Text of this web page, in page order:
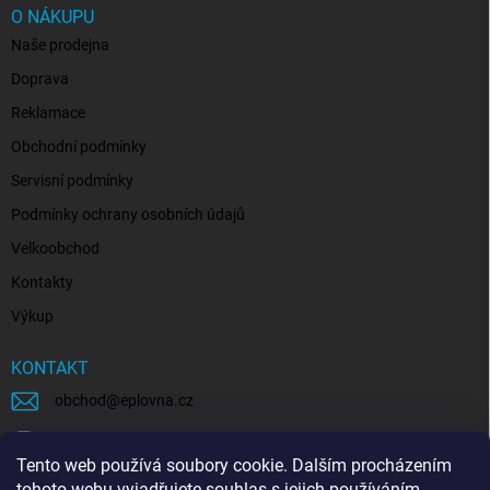
Tento web používá soubory cookie. Dalším procházením
O NÁKUPU
Naše prodejna
Doprava
Reklamace
Obchodní podmínky
Servisní podmínky
Podmínky ochrany osobních údajů
Velkoobchod
Kontakty
Výkup
KONTAKT
obchod @eplovna.cz
eplovna.cz